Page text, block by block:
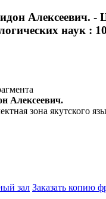
Алексеевич. -
наук :
Алексеевич.
зона якутского
зал Заказать копию